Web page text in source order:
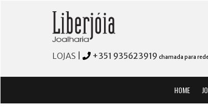
LOJAS +351 935623919 chamada para
HOME